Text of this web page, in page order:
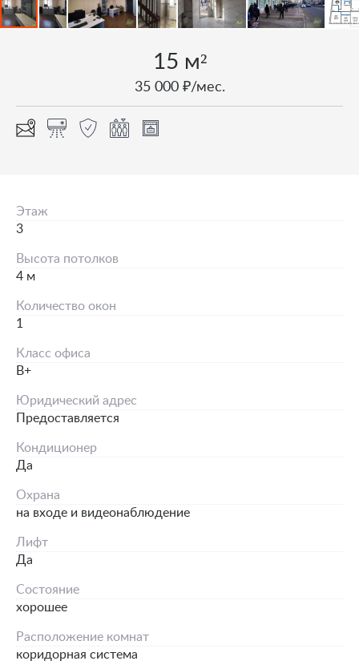
15 м²
35 000 ₽/мес.
Этаж
3
Высота потолков
4 м
Количество окон
1
Класс офиса
B+
Юридический адрес
Предоставляется
Кондиционер
Да
Охрана
на входе и видеонаблюдение
Лифт
Да
Состояние
хорошее
Расположение комнат
коридорная система